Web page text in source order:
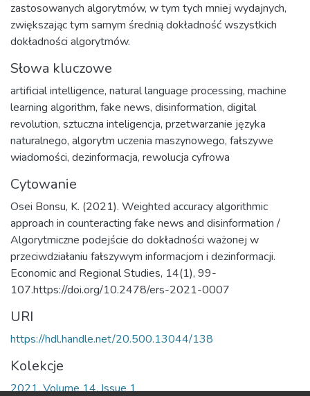
zastosowanych algorytmów, w tym tych mniej wydajnych,
zwiększając tym samym średnią dokładność wszystkich
dokładności algorytmów.
Słowa kluczowe
artificial intelligence, natural language processing, machine
learning algorithm, fake news, disinformation, digital
revolution, sztuczna inteligencja, przetwarzanie języka
naturalnego, algorytm uczenia maszynowego, fałszywe
wiadomości, dezinformacja, rewolucja cyfrowa
Cytowanie
Osei Bonsu, K. (2021). Weighted accuracy algorithmic
approach in counteracting fake news and disinformation /
Algorytmiczne podejście do dokładności ważonej w
przeciwdziałaniu fałszywym informacjom i dezinformacji.
Economic and Regional Studies, 14(1), 99-
107.https://doi.org/10.2478/ers-2021-0007
URI
https://hdl.handle.net/20.500.13044/138
Kolekcje
2021, Volume 14, Issue 1